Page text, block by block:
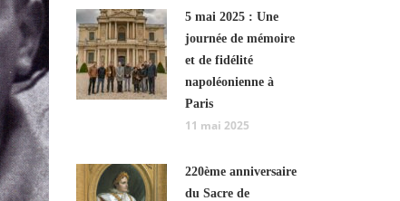
5 mai 2025 : Une
journée de mémoire
et de fidélité
napoléonienne à
Paris
11 mai 2025
220ème anniversaire
du Sacre de